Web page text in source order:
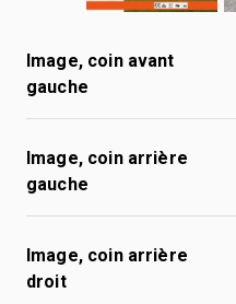
Image, coin avant
gauche
Image, coin arrière
gauche
Image, coin arrière
droit